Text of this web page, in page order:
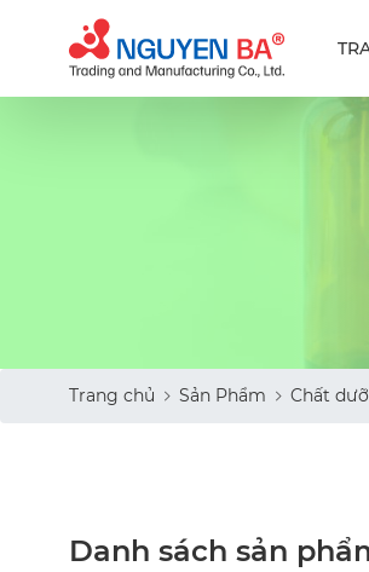
Trang chủ Sản Phẩm Chất
Danh sách sản